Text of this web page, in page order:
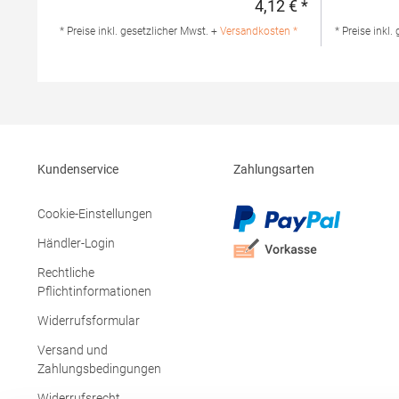
Produktsicherheit: Herst.-Nr.: B296Hersteller:
Regulärer Preis:
4,12 € *
* Preise inkl. gesetzlicher Mwst. + Versandkosten *
Italia
di Piave
* Preise inkl.
Kundenservice
Cookie-Einstellungen
Händler-Login
Rechtliche
Pflichtinformationen
Widerrufsformular
Versand und
Zahlungsbedingungen
Zahlungsarten